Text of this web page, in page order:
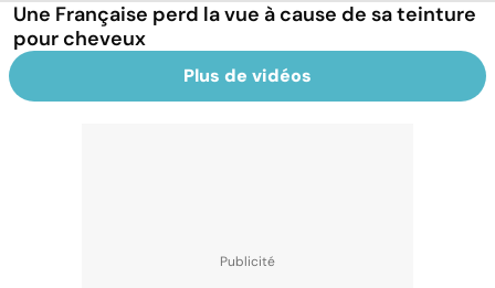
Une Française perd la vue à cause de sa teinture
pour cheveux
Plus de vidéos